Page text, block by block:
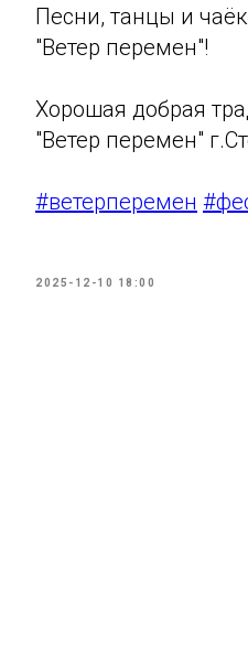
Песни, танцы и
"Ветер перемен"!
Хорошая добрая
"Ветер перемен"
#ветерперемен
2025-12-10 18:00